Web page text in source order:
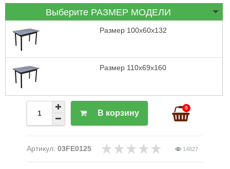
Выберите РАЗМЕР МОДЕЛИ
Размер 100х60х132
Размер 110х69х160
В корзину
0
Артикул: 03FE0125 14827